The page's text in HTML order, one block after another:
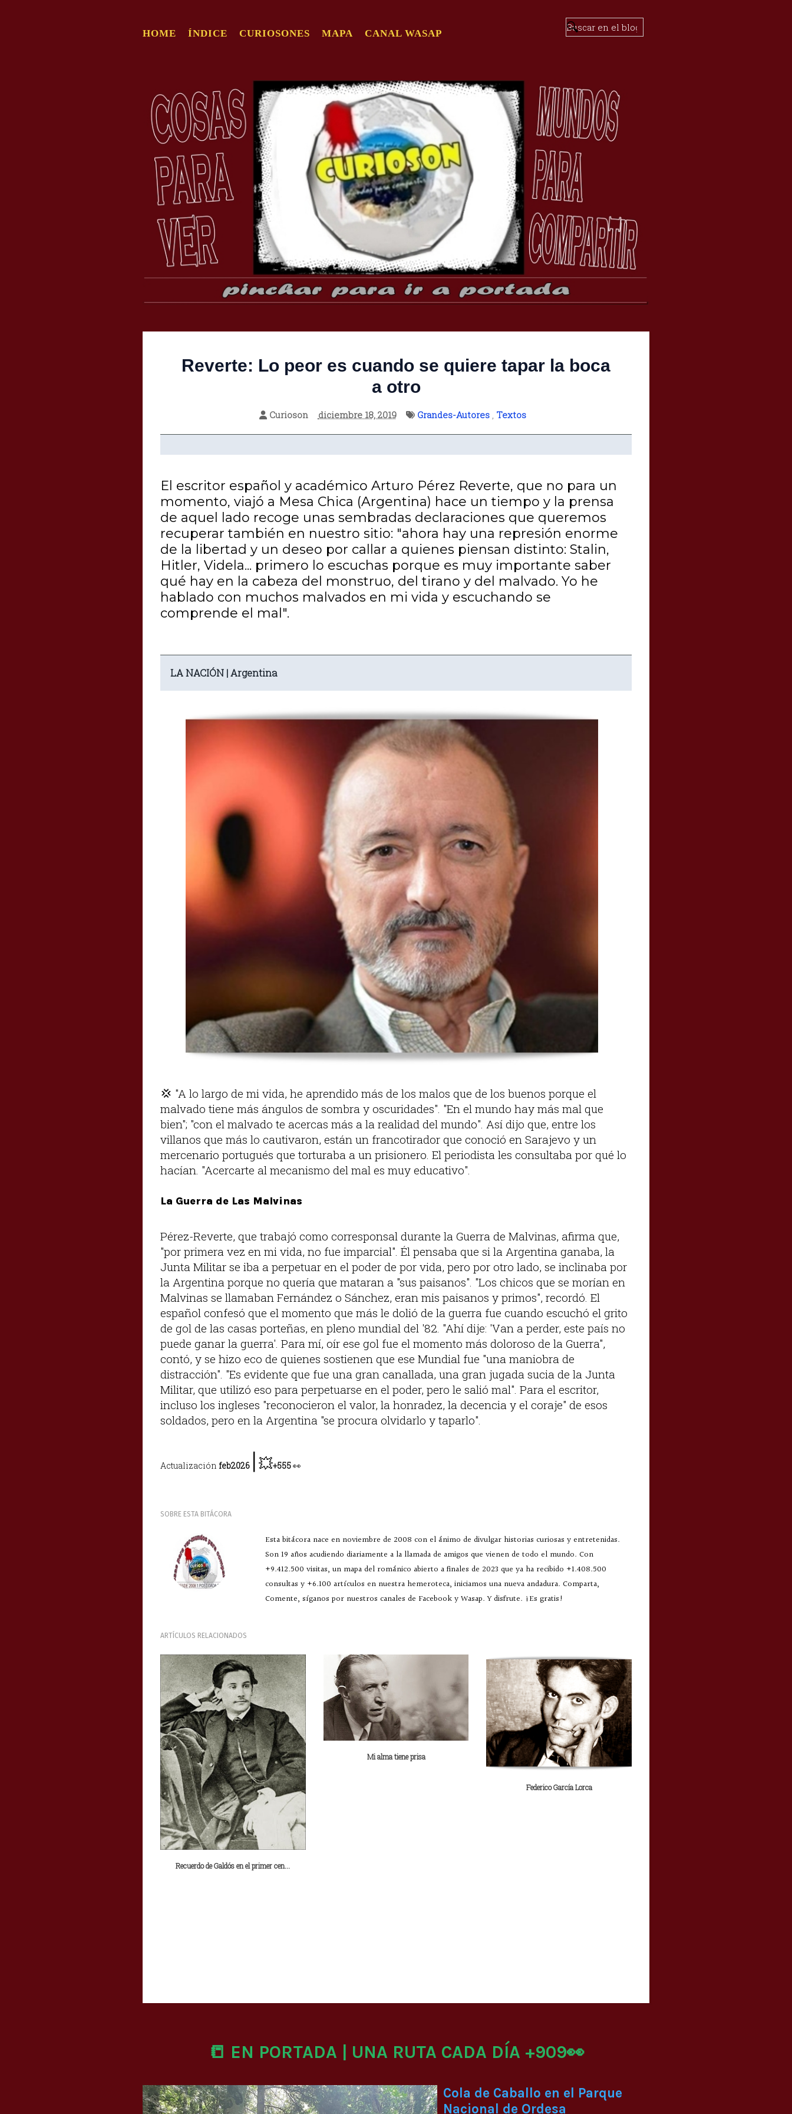
HOME ÍNDICE CURIOSONES MAPA CANAL WASAP
Reverte: Lo peor es cuando se quiere tapar la boca
a otro
Curioson diciembre 18, 2019 Grandes-Autores, Textos
El escritor español y académico Arturo Pérez Reverte, que no para un
momento, viajó a Mesa Chica (Argentina) hace un tiempo y la prensa
de aquel lado recoge unas sembradas declaraciones que queremos
recuperar también en nuestro sitio: "ahora hay una represión enorme
de la libertad y un deseo por callar a quienes piensan distinto: Stalin,
Hitler, Videla... primero lo escuchas porque es muy importante saber
qué hay en la cabeza del monstruo, del tirano y del malvado. Yo he
hablado con muchos malvados en mi vida y escuchando se
comprende el mal".
LA NACIÓN |Argentina
💢 "A lo largo de mi vida, he aprendido más de los malos que de los buenos porque el
malvado tiene más ángulos de sombra y oscuridades". "En el mundo hay más mal que
bien"; "con el malvado te acercas más a la realidad del mundo". Así dijo que, entre los
villanos que más lo cautivaron, están un francotirador que conoció en Sarajevo y un
mercenario portugués que torturaba a un prisionero. El periodista les consultaba por qué lo
hacían. "Acercarte al mecanismo del mal es muy educativo".
La Guerra de Las Malvinas
Pérez-Reverte, que trabajó como corresponsal durante la Guerra de Malvinas, afirma que,
"por primera vez en mi vida, no fue imparcial". Él pensaba que si la Argentina ganaba, la
Junta Militar se iba a perpetuar en el poder de por vida, pero por otro lado, se inclinaba por
la Argentina porque no quería que mataran a "sus paisanos". "Los chicos que se morían en
Malvinas se llamaban Fernández o Sánchez, eran mis paisanos y primos", recordó. El
español confesó que el momento que más le dolió de la guerra fue cuando escuchó el grito
de gol de las casas porteñas, en pleno mundial del '82. "Ahí dije: 'Van a perder, este país no
puede ganar la guerra'. Para mí, oír ese gol fue el momento más doloroso de la Guerra",
contó, y se hizo eco de quienes sostienen que ese Mundial fue "una maniobra de
distracción". "Es evidente que fue una gran canallada, una gran jugada sucia de la Junta
Militar, que utilizó eso para perpetuarse en el poder, pero le salió mal". Para el escritor,
incluso los ingleses "reconocieron el valor, la honradez, la decencia y el coraje" de esos
soldados, pero en la Argentina "se procura olvidarlo y taparlo".
Actualización feb2026 |💥+555👀
SOBRE ESTA BITÁCORA
Esta bitácora nace en noviembre de 2008 con el ánimo de divulgar historias curiosas y entretenidas.
Son 19 años acudiendo diariamente a la llamada de amigos que vienen de todo el mundo. Con
+9.412.500 visitas, un mapa del románico abierto a finales de 2023 que ya ha recibido +1.408.500
consultas y +6.100 artículos en nuestra hemeroteca, iniciamos una nueva andadura. Comparta,
Comente, síganos por nuestros canales de Facebook y Wasap. Y disfrute. ¡Es gratis!
ARTÍCULOS RELACIONADOS
Recuerdo de Galdós en el primer cen...
Mi alma tiene prisa
Federico García Lorca
📒 EN PORTADA | UNA RUTA CADA DÍA +909👀
Cola de Caballo en el Parque
Nacional de Ordesa